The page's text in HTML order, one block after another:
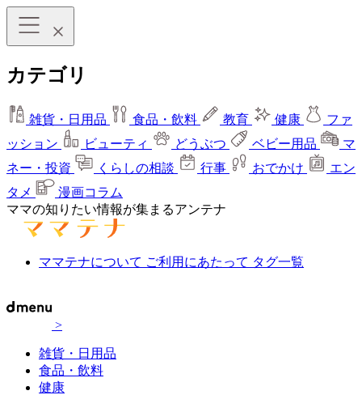
カテゴリ
雑貨・日用品 食品・飲料 教育 健康
ファ
ッション
ビューティ どうぶつ ベビー用品
マ
ネー・投資
くらしの相談 行事 おでかけ
エン
タメ
漫画コラム
ママの知りたい情報が集まるアンテナ
ママテナについて ご利用にあたって タグ一覧
>
雑貨・日用品
食品・飲料
健康